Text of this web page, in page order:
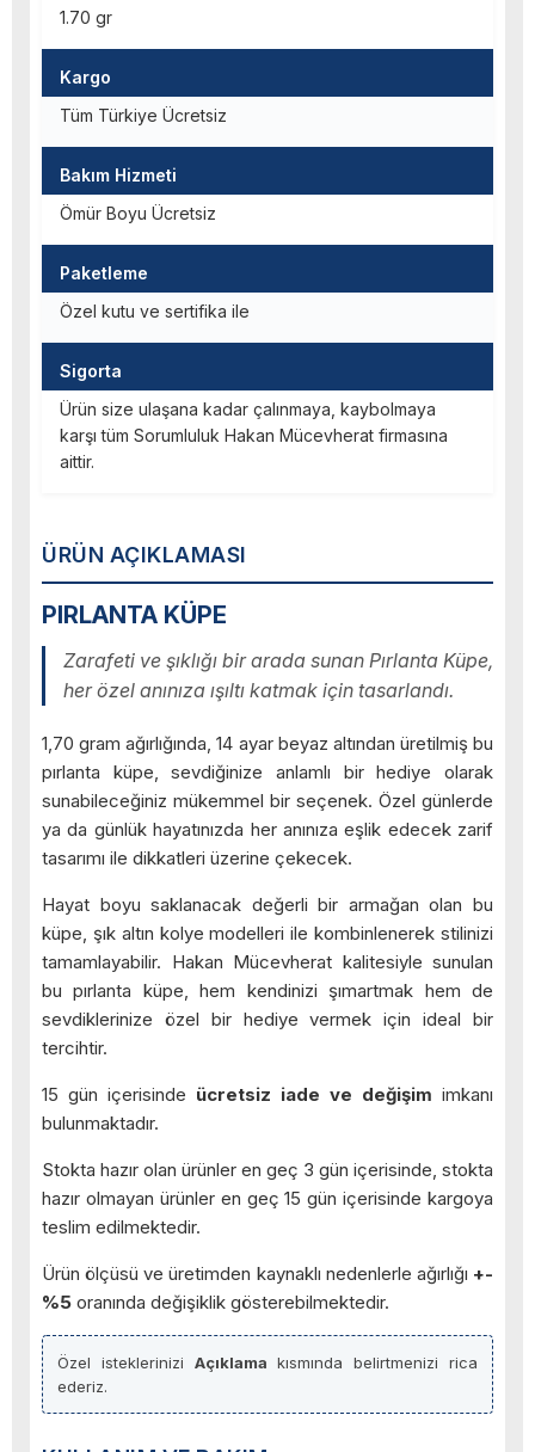
ÜRÜN AÇIKLAMASI
PIRLANTA KÜPE
Zarafeti ve şıklığı bir arada sunan Pırlanta Küpe,
her özel anınıza ışıltı katmak için tasarlandı.
1,70 gram ağırlığında, 14 ayar beyaz altından üretilmiş bu
pırlanta küpe, sevdiğinize anlamlı bir hediye olarak
sunabileceğiniz mükemmel bir seçenek. Özel günlerde
ya da günlük hayatınızda her anınıza eşlik edecek zarif
tasarımı ile dikkatleri üzerine çekecek.
Hayat boyu saklanacak değerli bir armağan olan bu
küpe, şık altın kolye modelleri ile kombinlenerek stilinizi
tamamlayabilir. Hakan Mücevherat kalitesiyle sunulan
bu pırlanta küpe, hem kendinizi şımartmak hem de
sevdiklerinize özel bir hediye vermek için ideal bir
tercihtir.
15 gün içerisinde ücretsiz iade ve değişim imkanı
bulunmaktadır.
Stokta hazır olan ürünler en geç 3 gün içerisinde, stokta
hazır olmayan ürünler en geç 15 gün içerisinde kargoya
teslim edilmektedir.
Ürün ölçüsü ve üretimden kaynaklı nedenlerle ağırlığı +-
%5 oranında değişiklik gösterebilmektedir.
Özel isteklerinizi Açıklama kısmında belirtmenizi rica
ederiz.
1.70 gr
Kargo
Tüm Türkiye Ücretsiz
Bakım Hizmeti
Ömür Boyu Ücretsiz
Paketleme
Özel kutu ve sertifika ile
Sigorta
Ürün size ulaşana kadar çalınmaya, kaybolmaya
karşı tüm Sorumluluk Hakan Mücevherat firmasına
aittir.